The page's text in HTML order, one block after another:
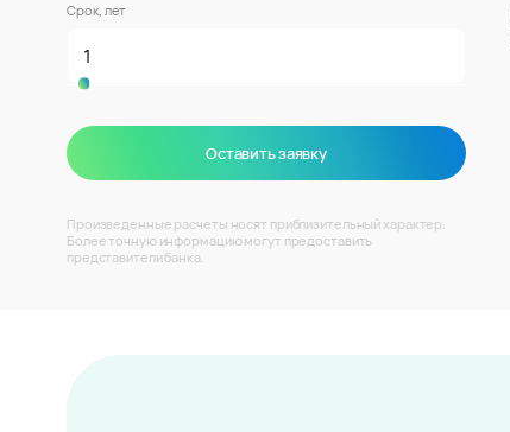
Срок, лет
Оставить заявку
Произведенные расчеты носят приблизительный характер.
Более точную информацию могут предоставить
представители банка.